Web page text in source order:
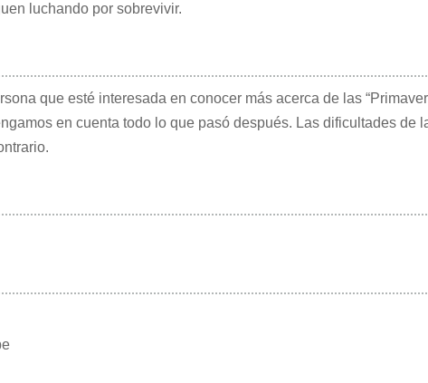
luchando por sobrevivir.
que esté interesada en conocer más acerca de las
en cuenta todo lo que pasó después. Las dificultades